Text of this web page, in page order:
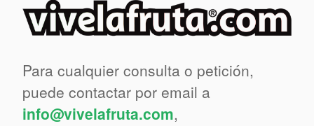
Para cualquier consulta o petición,
puede contactar por email a
info@vivelafruta.com,